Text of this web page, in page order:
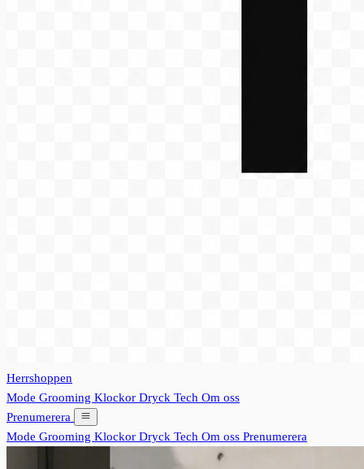
Herrshoppen
Mode Grooming Klockor Dryck Tech Om oss
Prenumerera
Mode Grooming Klockor Dryck Tech Om oss Prenumerera